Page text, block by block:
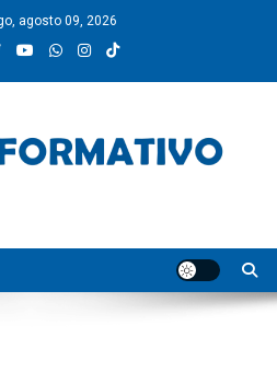
agosto 09, 2026